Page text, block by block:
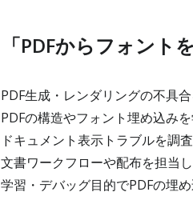
「PDFからフォント
PDF生成・レンダリングの不具
PDFの構造やフォント埋め込み
ドキュメント表示トラブルを調
文書ワークフローや配布を担当
学習・デバッグ目的でPDFの埋